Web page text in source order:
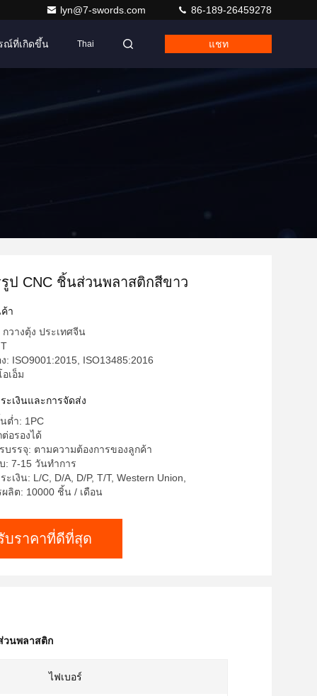
lyn@7-swords.com 86-189-26459278
ณ์ที่เกิดขึ้น Thai แชท
รูป CNC ชิ้นส่วนพลาสติกสีขาว
า
วางตุ้ง ประเทศจีน
: ISO9001:2015, ISO13485:2016
เอ็ม
ะเงินและการจัดส่ง
ต่ำ: 1PC
อรองได้
บรรจุ: ตามความต้องการของลูกค้า
: 7-15 วันทำการ
เงิน: L/C, D/A, D/P, T/T, Western Union,
ลิต: 10000 ชิ้น / เดือน
บราคาที่ดีที่สุด
วนพลาสติก
ไฟเบอร์